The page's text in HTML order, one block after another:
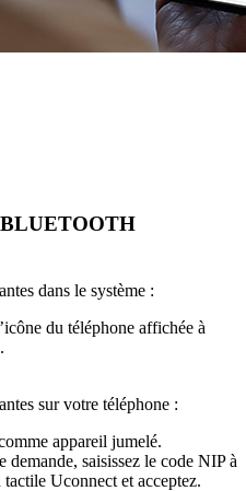
dans le système :
du téléphone affichée à
sur votre téléphone :
appareil jumelé.
saisissez le code NIP à
Uconnect et acceptez.